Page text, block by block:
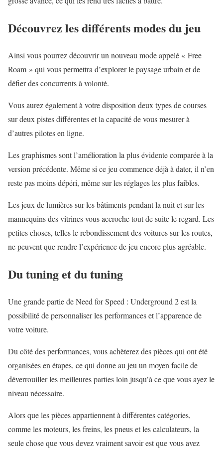
Découvrez les différents modes du jeu
Ainsi vous pourrez découvrir un nouveau mode appelé « Free
Roam » qui vous permettra d’explorer le paysage urbain et de
défier des concurrents à volonté.
Vous aurez également à votre disposition deux types de courses
sur deux pistes différentes et la capacité de vous mesurer à
d’autres pilotes en ligne.
Les graphismes sont l’amélioration la plus évidente comparée à la
version précédente. Même si ce jeu commence déjà à dater, il n’en
reste pas moins dépéri, même sur les réglages les plus faibles.
Les jeux de lumières sur les bâtiments pendant la nuit et sur les
mannequins des vitrines vous accroche tout de suite le regard. Les
petites choses, telles le rebondissement des voitures sur les routes,
ne peuvent que rendre l’expérience de jeu encore plus agréable.
Du tuning et du tuning
Une grande partie de Need for Speed : ​​Underground 2 est la
possibilité de personnaliser les performances et l’apparence de
votre voiture.
Du côté des performances, vous achèterez des pièces qui ont été
organisées en étapes, ce qui donne au jeu un moyen facile de
déverrouiller les meilleures parties loin jusqu’à ce que vous ayez le
niveau nécessaire.
Alors que les pièces appartiennent à différentes catégories,
comme les moteurs, les freins, les pneus et les calculateurs, la
seule chose que vous devez vraiment savoir est que vous avez